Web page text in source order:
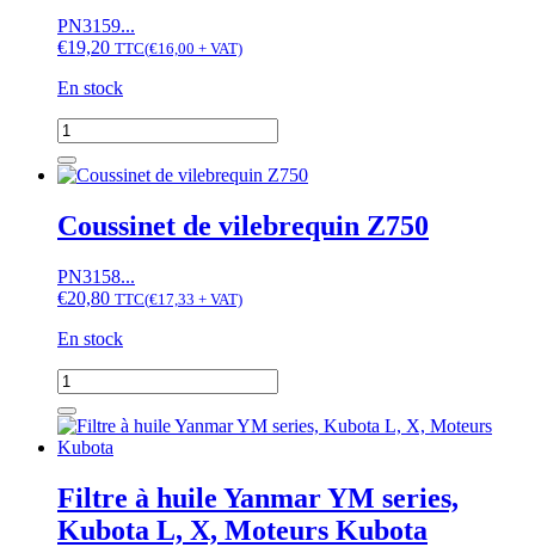
peuvent
sur
la
du
PN3159...
€19,20 TTC(€16,00 + VAT)
En stock
quantité
de
Coussinet
vilebrequin
Bush
Coussinet de vilebrequin Z750
PN3158...
€20,80 TTC(€17,33 + VAT)
En stock
quantité
de
Coussinet
de
Z750
Filtre à huile Yanmar YM series,
Kubota L, X, Moteurs Kubota